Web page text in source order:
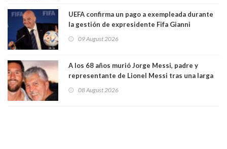
UEFA confirma un pago a exempleada durante
la gestión de expresidente Fifa Gianni
relación sentimental
09 August 2026
A los 68 años murió Jorge Messi, padre y
representante de Lionel Messi tras una larga
08 August 2026